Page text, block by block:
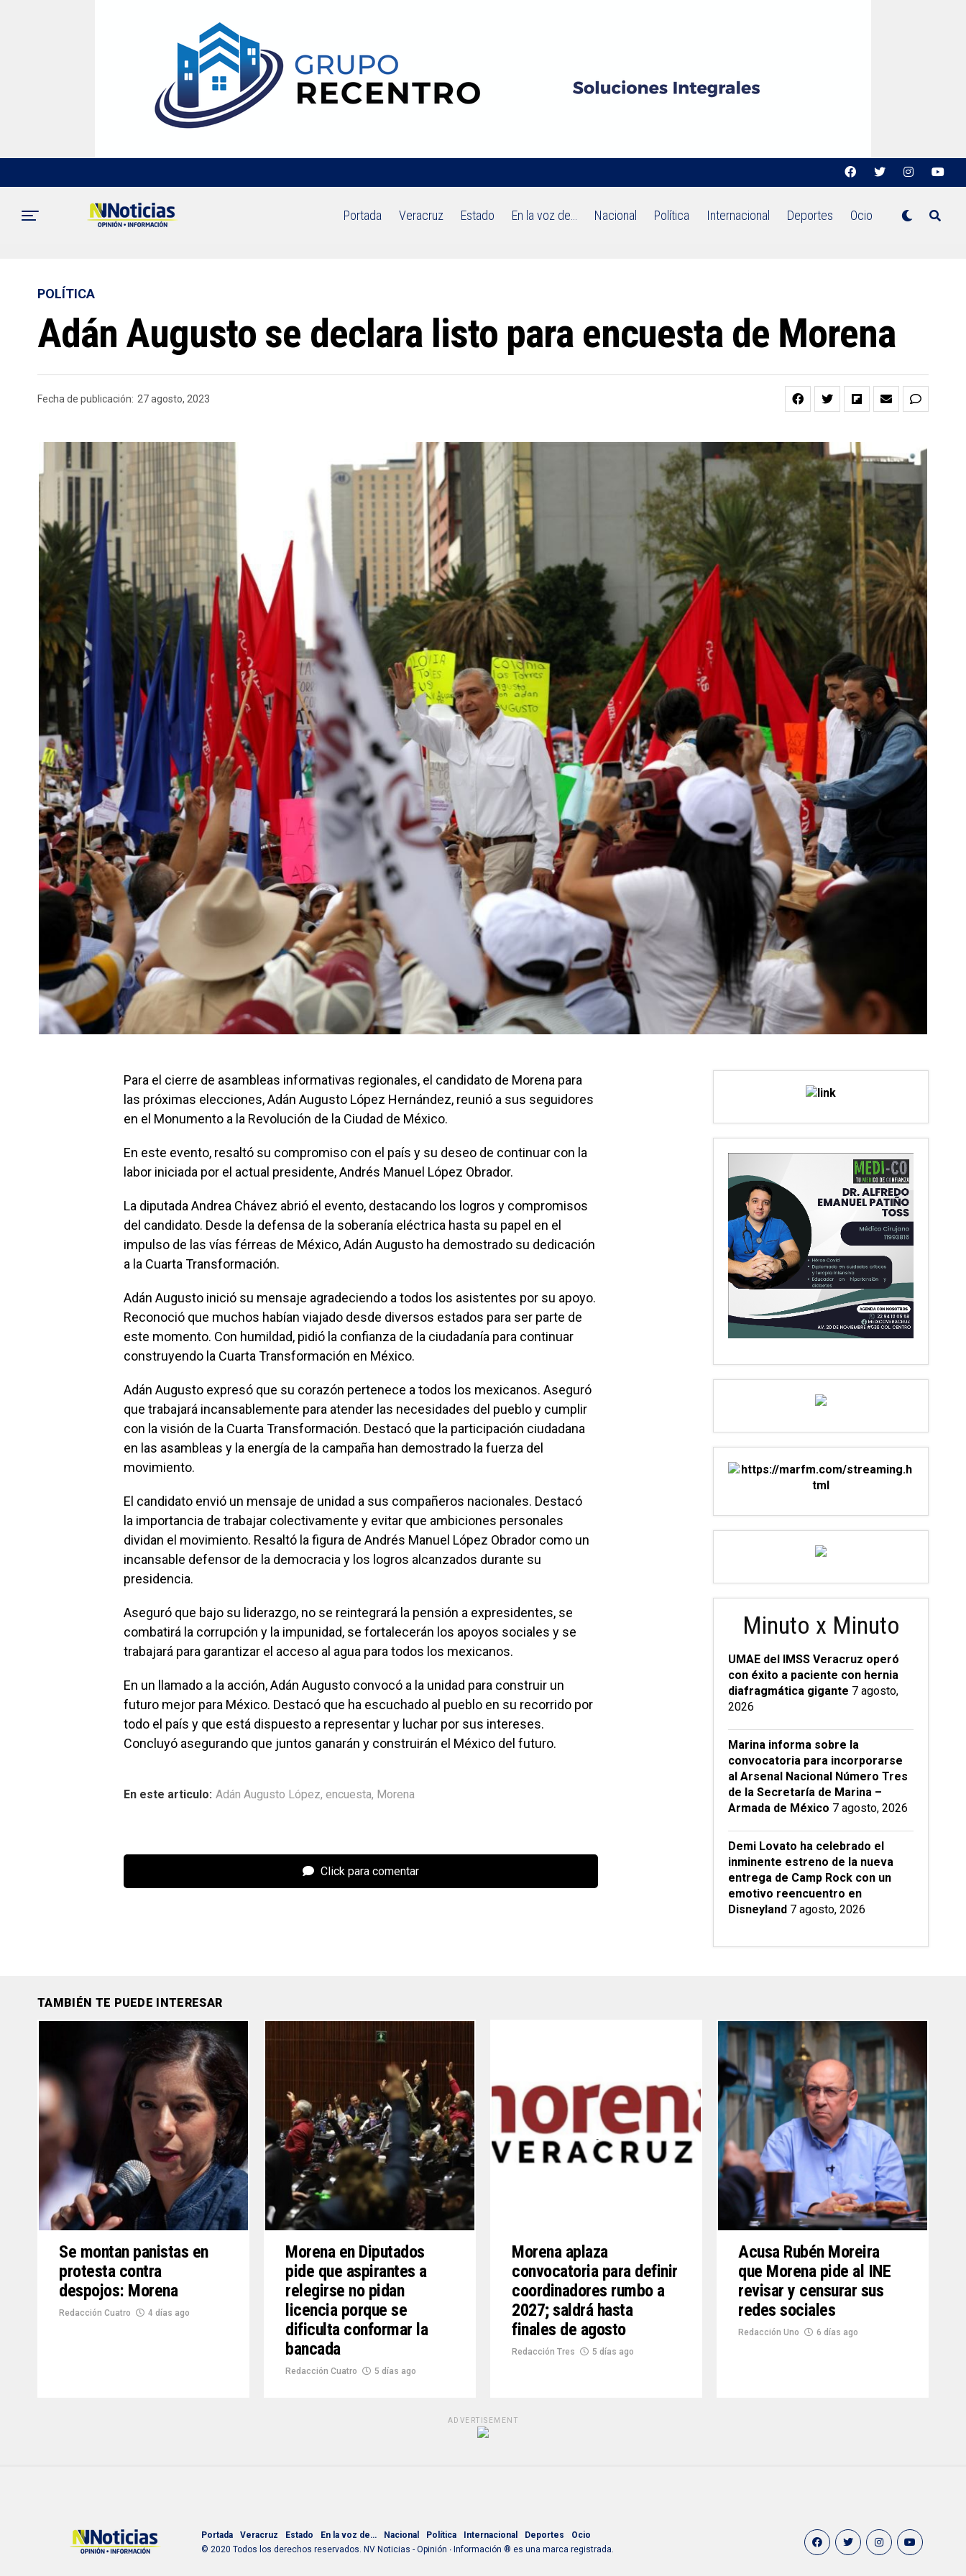
Portada Veracruz Estado En la voz de… Nacional Política Internacional Deportes Ocio
POLÍTICA
Adán Augusto se declara listo para encuesta de Morena
Fecha de publicación: 27 agosto, 2023
Para el cierre de asambleas informativas regionales, el candidato de Morena para
las próximas elecciones, Adán Augusto López Hernández, reunió a sus seguidores
en el Monumento a la Revolución de la Ciudad de México.
En este evento, resaltó su compromiso con el país y su deseo de continuar con la
labor iniciada por el actual presidente, Andrés Manuel López Obrador.
La diputada Andrea Chávez abrió el evento, destacando los logros y compromisos
del candidato. Desde la defensa de la soberanía eléctrica hasta su papel en el
impulso de las vías férreas de México, Adán Augusto ha demostrado su dedicación
a la Cuarta Transformación.
Adán Augusto inició su mensaje agradeciendo a todos los asistentes por su apoyo.
Reconoció que muchos habían viajado desde diversos estados para ser parte de
este momento. Con humildad, pidió la confianza de la ciudadanía para continuar
construyendo la Cuarta Transformación en México.
Adán Augusto expresó que su corazón pertenece a todos los mexicanos. Aseguró
que trabajará incansablemente para atender las necesidades del pueblo y cumplir
con la visión de la Cuarta Transformación. Destacó que la participación ciudadana
en las asambleas y la energía de la campaña han demostrado la fuerza del
movimiento.
El candidato envió un mensaje de unidad a sus compañeros nacionales. Destacó
la importancia de trabajar colectivamente y evitar que ambiciones personales
dividan el movimiento. Resaltó la figura de Andrés Manuel López Obrador como un
incansable defensor de la democracia y los logros alcanzados durante su
presidencia.
Aseguró que bajo su liderazgo, no se reintegrará la pensión a expresidentes, se
combatirá la corrupción y la impunidad, se fortalecerán los apoyos sociales y se
trabajará para garantizar el acceso al agua para todos los mexicanos.
En un llamado a la acción, Adán Augusto convocó a la unidad para construir un
futuro mejor para México. Destacó que ha escuchado al pueblo en su recorrido por
todo el país y que está dispuesto a representar y luchar por sus intereses.
Concluyó asegurando que juntos ganarán y construirán el México del futuro.
En este articulo: Adán Augusto López, encuesta, Morena
Click para comentar
Minuto x Minuto
UMAE del IMSS Veracruz operó
con éxito a paciente con hernia
diafragmática gigante 7 agosto,
2026
Marina informa sobre la
convocatoria para incorporarse
al Arsenal Nacional Número Tres
de la Secretaría de Marina –
Armada de México 7 agosto, 2026
Demi Lovato ha celebrado el
inminente estreno de la nueva
entrega de Camp Rock con un
emotivo reencuentro en
Disneyland 7 agosto, 2026
TAMBIÉN TE PUEDE INTERESAR
Se montan panistas en
protesta contra
despojos: Morena
Redacción Cuatro 4 días ago
Morena en Diputados
pide que aspirantes a
relegirse no pidan
licencia porque se
dificulta conformar la
bancada
Redacción Cuatro 5 días ago
Morena aplaza
convocatoria para definir
coordinadores rumbo a
2027; saldrá hasta
finales de agosto
Redacción Tres 5 días ago
Acusa Rubén Moreira
que Morena pide al INE
revisar y censurar sus
redes sociales
Redacción Uno 6 días ago
ADVERTISEMENT
Portada Veracruz Estado En la voz de… Nacional Política Internacional Deportes
Ocio
© 2020 Todos los derechos reservados. NV Noticias - Opinión ∙ Información ® es una marca registrada.